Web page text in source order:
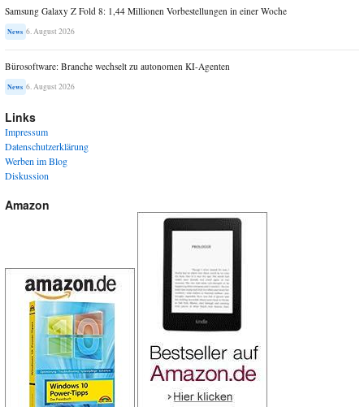
Samsung Galaxy Z Fold 8: 1,44 Millionen Vorbestellungen in einer Woche
News 6. August 2026
Bürosoftware: Branche wechselt zu autonomen KI-Agenten
News 6. August 2026
Links
Impressum
Datenschutzerklärung
Werben im Blog
Diskussion
Amazon